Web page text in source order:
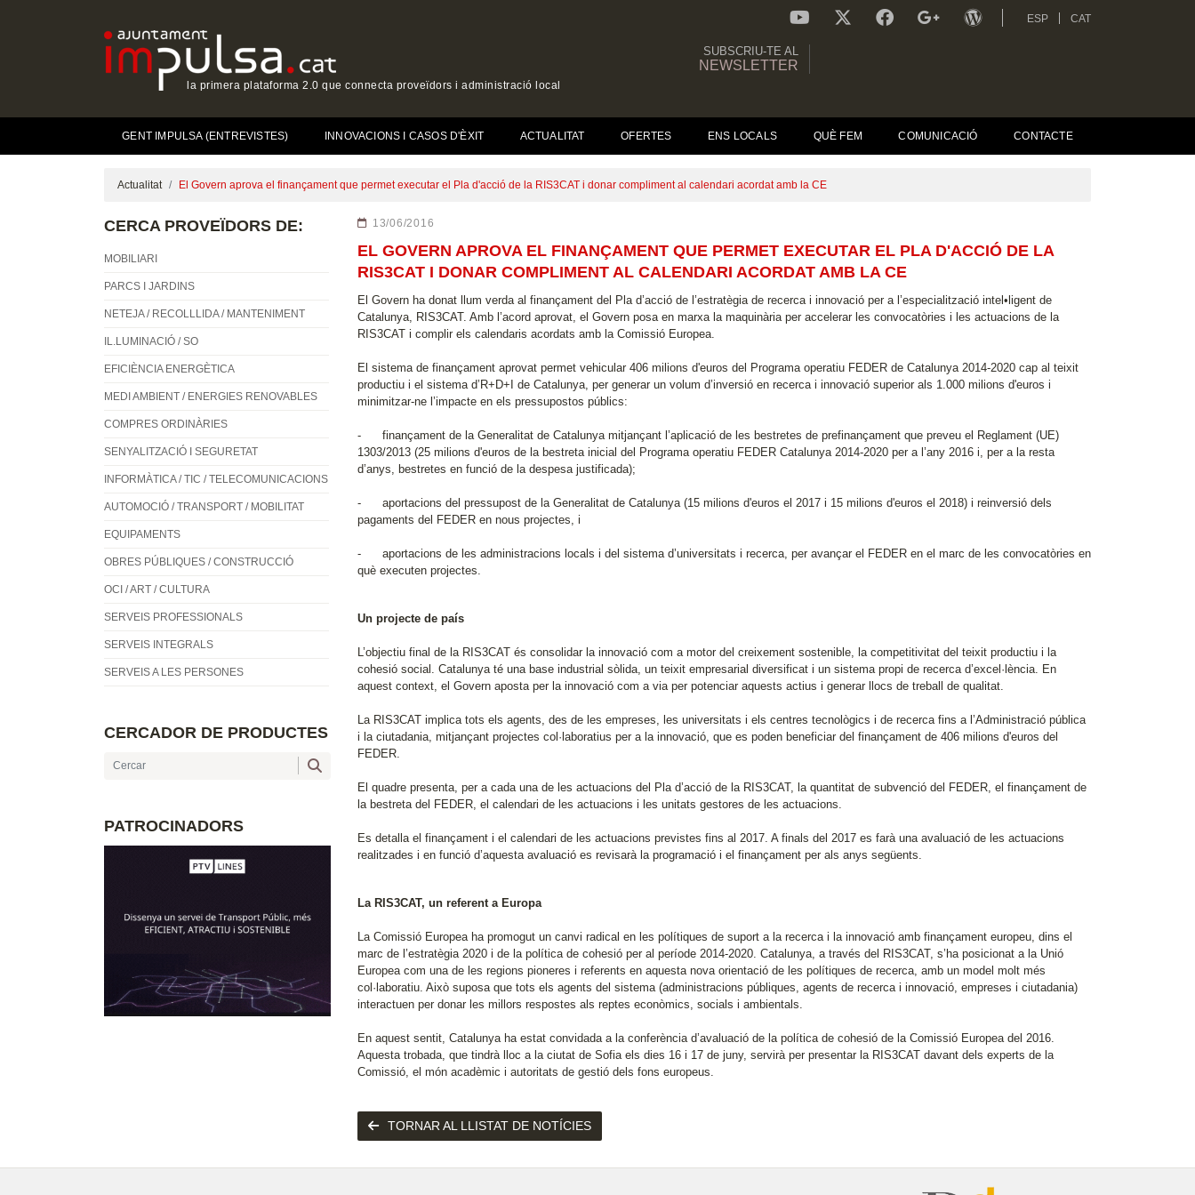
la primera plataforma 2.0 que connecta proveïdors i administració local
ESP CAT
SUBSCRIU-TE AL
NEWSLETTER
GENT IMPULSA (ENTREVISTES) INNOVACIONS I CASOS D'ÈXIT ACTUALITAT(CURRENT)OFERTES ENS LOCALS QUÈ FEM COMUNICACIÓ CONTACTE
Actualitat El Govern aprova el finançament que permet executar el Pla d'acció de la RIS3CAT i donar compliment al calendari acordat amb la CE
CERCA PROVEÏDORS DE:
MOBILIARI
PARCS I JARDINS
NETEJA / RECOLLLIDA / MANTENIMENT
IL.LUMINACIÓ / SO
EFICIÈNCIA ENERGÈTICA
MEDI AMBIENT / ENERGIES RENOVABLES
COMPRES ORDINÀRIES
SENYALITZACIÓ I SEGURETAT
INFORMÀTICA / TIC / TELECOMUNICACIONS
AUTOMOCIÓ / TRANSPORT / MOBILITAT
EQUIPAMENTS
OBRES PÚBLIQUES / CONSTRUCCIÓ
OCI / ART / CULTURA
SERVEIS PROFESSIONALS
SERVEIS INTEGRALS
SERVEIS A LES PERSONES
CERCADOR DE PRODUCTES
PATROCINADORS
13/06/2016
EL GOVERN APROVA EL FINANÇAMENT QUE PERMET EXECUTAR EL PLA D'ACCIÓ DE LA
RIS3CAT I DONAR COMPLIMENT AL CALENDARI ACORDAT AMB LA CE
El Govern ha donat llum verda al finançament del Pla d’acció de l’estratègia de recerca i innovació per a l’especialització intel•ligent de
Catalunya, RIS3CAT. Amb l’acord aprovat, el Govern posa en marxa la maquinària per accelerar les convocatòries i les actuacions de la
RIS3CAT i complir els calendaris acordats amb la Comissió Europea.
El sistema de finançament aprovat permet vehicular 406 milions d'euros del Programa operatiu FEDER de Catalunya 2014-2020 cap al teixit
productiu i el sistema d’R+D+I de Catalunya, per generar un volum d’inversió en recerca i innovació superior als 1.000 milions d'euros i
minimitzar-ne l’impacte en els pressupostos públics:
- finançament de la Generalitat de Catalunya mitjançant l’aplicació de les bestretes de prefinançament que preveu el Reglament (UE)
1303/2013 (25 milions d'euros de la bestreta inicial del Programa operatiu FEDER Catalunya 2014-2020 per a l’any 2016 i, per a la resta
d’anys, bestretes en funció de la despesa justificada);
- aportacions del pressupost de la Generalitat de Catalunya (15 milions d'euros el 2017 i 15 milions d'euros el 2018) i reinversió dels
pagaments del FEDER en nous projectes, i
- aportacions de les administracions locals i del sistema d’universitats i recerca, per avançar el FEDER en el marc de les convocatòries en
què executen projectes.
Un projecte de país
L’objectiu final de la RIS3CAT és consolidar la innovació com a motor del creixement sostenible, la competitivitat del teixit productiu i la
cohesió social. Catalunya té una base industrial sòlida, un teixit empresarial diversificat i un sistema propi de recerca d’excel·lència. En
aquest context, el Govern aposta per la innovació com a via per potenciar aquests actius i generar llocs de treball de qualitat.
La RIS3CAT implica tots els agents, des de les empreses, les universitats i els centres tecnològics i de recerca fins a l’Administració pública
i la ciutadania, mitjançant projectes col·laboratius per a la innovació, que es poden beneficiar del finançament de 406 milions d'euros del
FEDER.
El quadre presenta, per a cada una de les actuacions del Pla d’acció de la RIS3CAT, la quantitat de subvenció del FEDER, el finançament de
la bestreta del FEDER, el calendari de les actuacions i les unitats gestores de les actuacions.
Es detalla el finançament i el calendari de les actuacions previstes fins al 2017. A finals del 2017 es farà una avaluació de les actuacions
realitzades i en funció d’aquesta avaluació es revisarà la programació i el finançament per als anys següents.
La RIS3CAT, un referent a Europa
La Comissió Europea ha promogut un canvi radical en les polítiques de suport a la recerca i la innovació amb finançament europeu, dins el
marc de l’estratègia 2020 i de la política de cohesió per al període 2014-2020. Catalunya, a través del RIS3CAT, s’ha posicionat a la Unió
Europea com una de les regions pioneres i referents en aquesta nova orientació de les polítiques de recerca, amb un model molt més
col·laboratiu. Això suposa que tots els agents del sistema (administracions públiques, agents de recerca i innovació, empreses i ciutadania)
interactuen per donar les millors respostes als reptes econòmics, socials i ambientals.
En aquest sentit, Catalunya ha estat convidada a la conferència d’avaluació de la política de cohesió de la Comissió Europea del 2016.
Aquesta trobada, que tindrà lloc a la ciutat de Sofia els dies 16 i 17 de juny, servirà per presentar la RIS3CAT davant dels experts de la
Comissió, el món acadèmic i autoritats de gestió dels fons europeus.
TORNAR AL LLISTAT DE NOTÍCIES